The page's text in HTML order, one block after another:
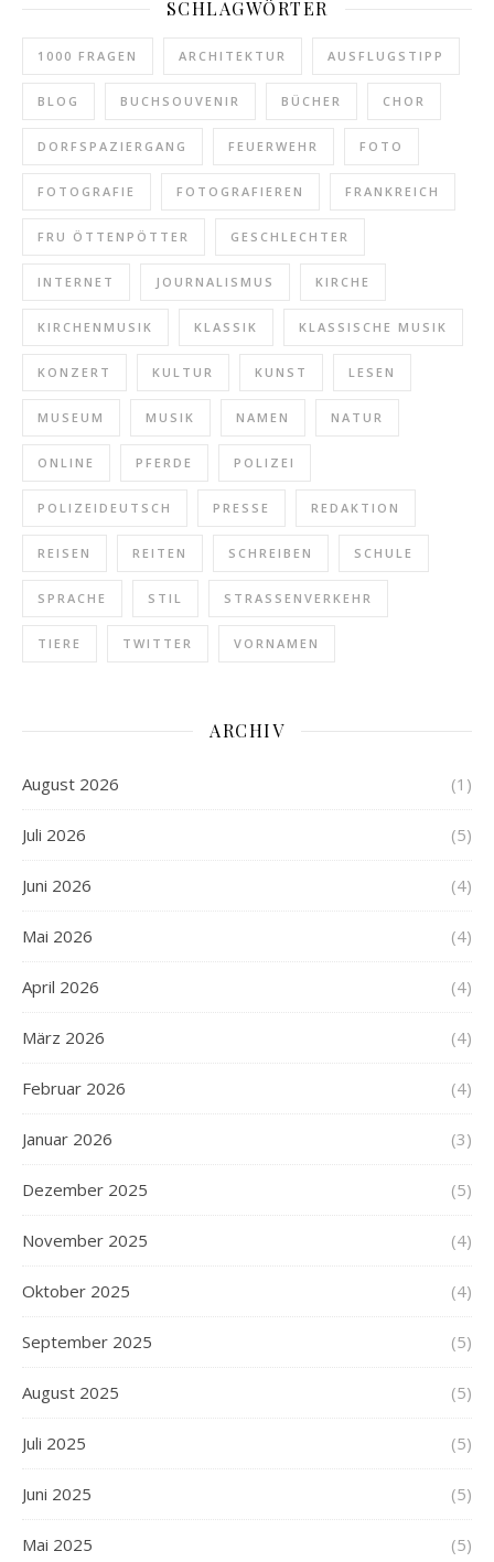
SCHLAGWÖRTER
1000 FRAGEN ARCHITEKTUR AUSFLUGSTIPP
BLOG BUCHSOUVENIR BÜCHER CHOR
DORFSPAZIERGANG FEUERWEHR FOTO
FOTOGRAFIE FOTOGRAFIEREN FRANKREICH
FRU ÖTTENPÖTTER GESCHLECHTER
INTERNET JOURNALISMUS KIRCHE
KIRCHENMUSIK KLASSIK KLASSISCHE MUSIK
KONZERT KULTUR KUNST LESEN
MUSEUM MUSIK NAMEN NATUR
ONLINE PFERDE POLIZEI
POLIZEIDEUTSCH PRESSE REDAKTION
REISEN REITEN SCHREIBEN SCHULE
SPRACHE STIL STRASSENVERKEHR
TIERE TWITTER VORNAMEN
ARCHIV
August 2026 (1)
Juli 2026 (5)
Juni 2026 (4)
Mai 2026 (4)
April 2026 (4)
März 2026 (4)
Februar 2026 (4)
Januar 2026 (3)
Dezember 2025 (5)
November 2025 (4)
Oktober 2025 (4)
September 2025 (5)
August 2025 (5)
Juli 2025 (5)
Juni 2025 (5)
Mai 2025 (5)